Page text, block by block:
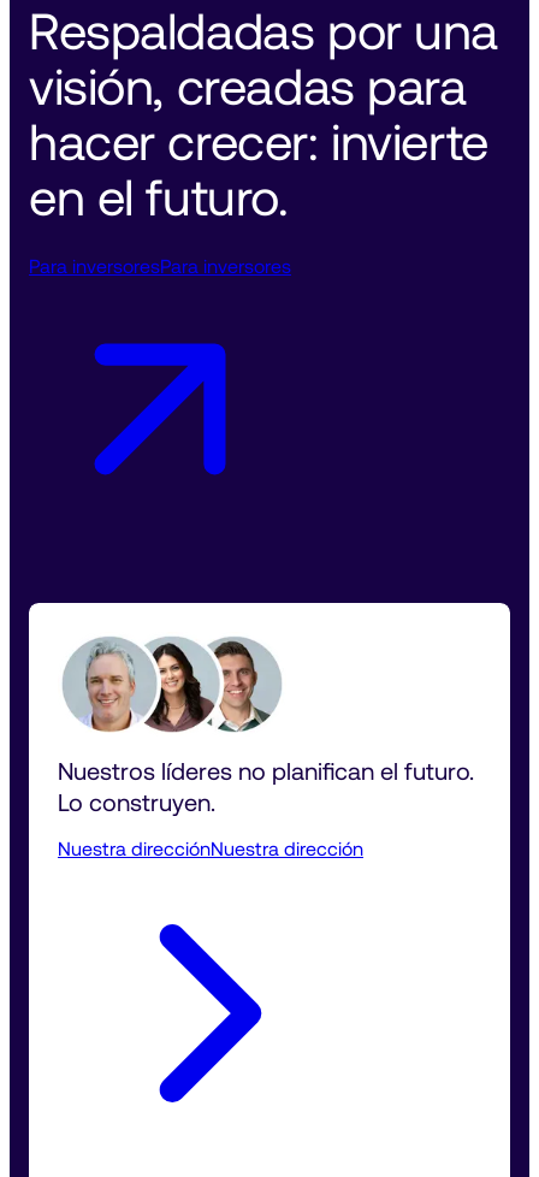
Respaldadas por una
visión, creadas para
hacer crecer: invierte
en el futuro.
Para inversoresPara inversores
Nuestros líderes no planifican el futuro.
Lo construyen.
Nuestra direcciónNuestra dirección